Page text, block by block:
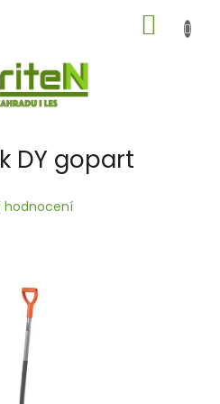
KOŠÍK
DY gopart
hodnocení